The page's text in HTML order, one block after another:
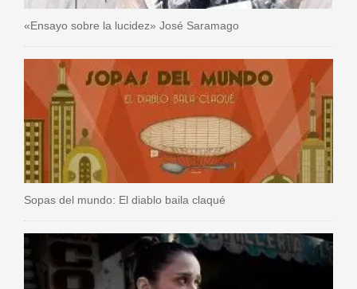
«Ensayo sobre la lucidez» José Saramago
Sopas del mundo: El diablo baila claqué